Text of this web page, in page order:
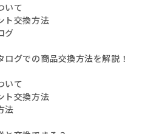
いて
ト交換方法
グ
ログでの商品交換方法を解説！
いて
ト交換方法
法